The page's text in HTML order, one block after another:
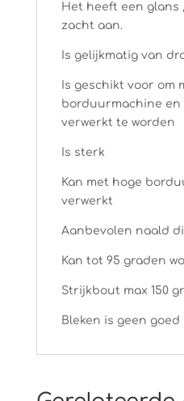
Het heeft een glans
zacht aan.
Is gelijkmatig van
Is geschikt voor om
borduurmachine en
verwerkt te worden
Is sterk
Kan met hoge
verwerkt
Aanbevolen naald
Kan tot 95 graden
Strijkbout max 150
Bleken is geen goed